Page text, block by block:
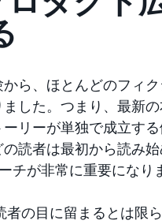
ら、ほとんどのフィ
した。つまり、最新
リーが単独で成立す
読者は最初から読み
チが非常に重要になり
の目に留まるとは限